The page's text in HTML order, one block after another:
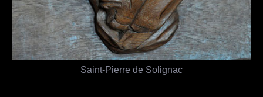
Saint-Pierre de Solignac